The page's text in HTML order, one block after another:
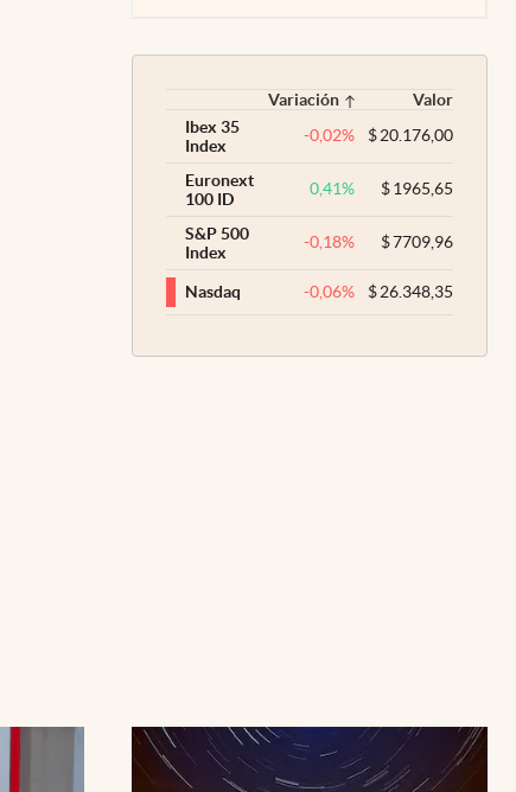
Variación
Valor
Ibex 35
Index
-0,02% $20.176,00
Euronext
100 ID
0,41% $1965,65
S&P 500
Index
-0,18% $7709,96
Nasdaq -0,06% $26.348,35